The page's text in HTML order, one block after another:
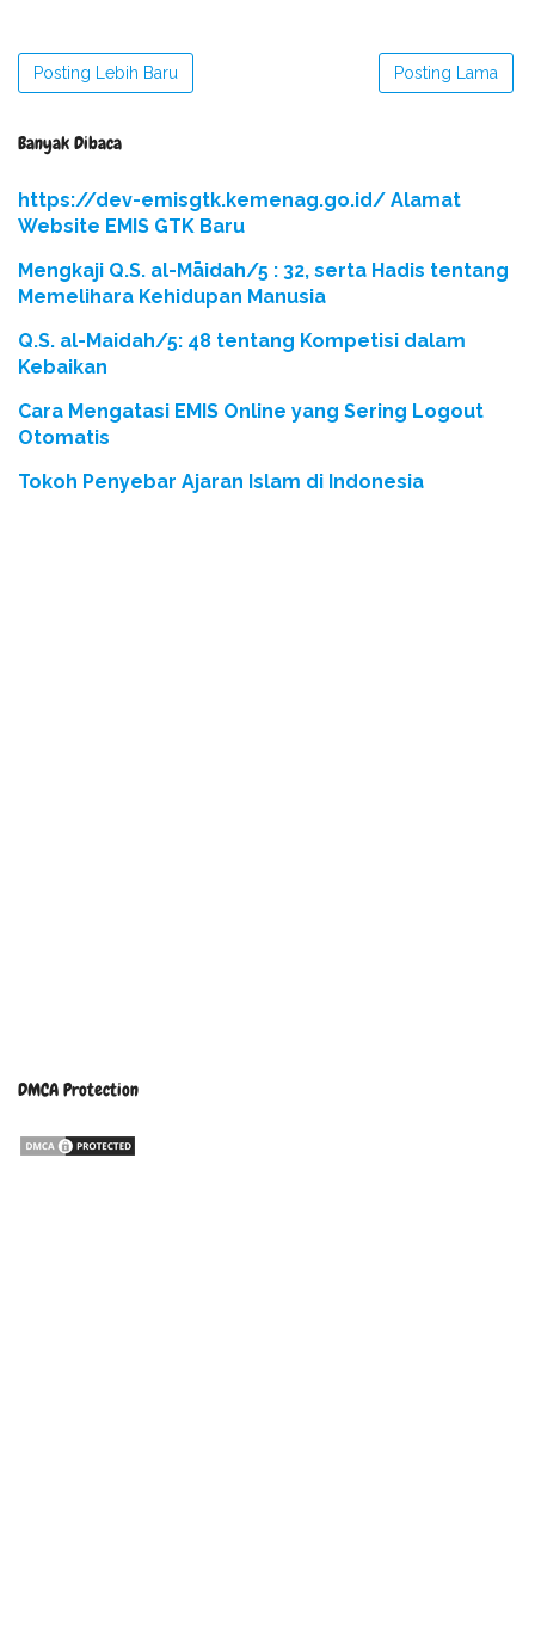
Posting Lebih Baru Posting Lama
Banyak Dibaca
https://dev-emisgtk.kemenag.go.id/ Alamat
Website EMIS GTK Baru
Mengkaji Q.S. al-Māidah/5 : 32, serta Hadis tentang
Memelihara Kehidupan Manusia
Q.S. al-Maidah/5: 48 tentang Kompetisi dalam
Kebaikan
Cara Mengatasi EMIS Online yang Sering Logout
Otomatis
Tokoh Penyebar Ajaran Islam di Indonesia
DMCA Protection